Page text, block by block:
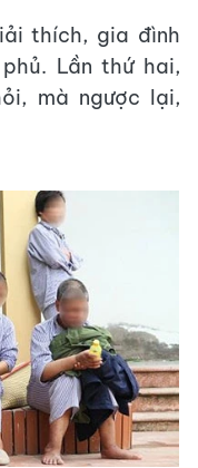
thích, gia đình
Lần thứ hai,
mà ngược lại,